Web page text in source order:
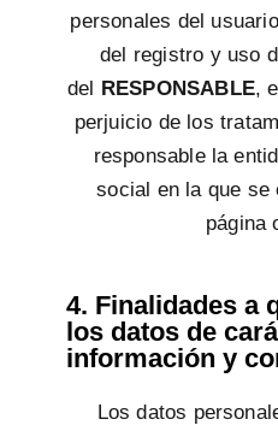
personales del
del registro y uso
del RESPONSABLE,
perjuicio de los
responsable la
social en la que se
página
4. Finalidades a
los datos de
información y
Los datos